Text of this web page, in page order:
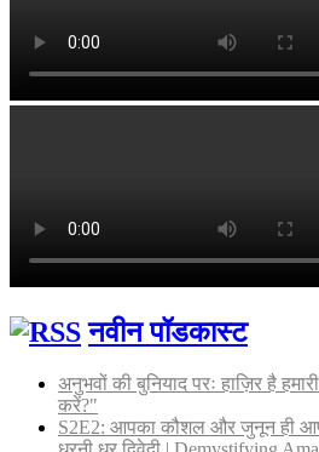
नवीन पॉडकास्ट
अनुभवों की बुनियाद परः हाज़िर है
करें?"
S2E2: आपका कौशल और जुनून ही